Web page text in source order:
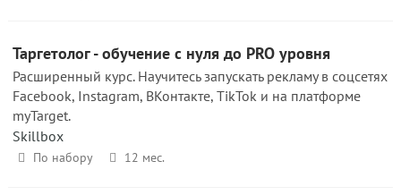
Таргетолог - обучение с нуля до PRO уровня
Расширенный курс. Научитесь запускать рекламу в соцсетях
Facebook, Instagram, ВКонтакте, TikTok и на платформе
myTarget.
Skillbox
По набору 12 мес.